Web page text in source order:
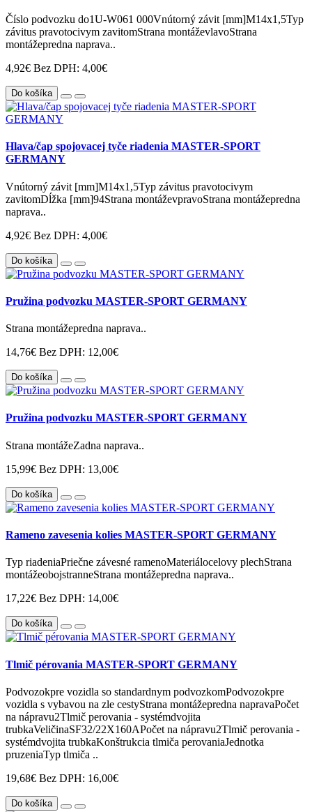
Číslo podvozku do1U-W061 000Vnútorný závit [mm]M14x1,5Typ
závitus pravotocivym zavitomStrana montáževlavoStrana
montážepredna naprava..
4,92€ Bez DPH: 4,00€
Do košíka
Hlava/čap spojovacej tyče riadenia MASTER-SPORT
GERMANY
Vnútorný závit [mm]M14x1,5Typ závitus pravotocivym
zavitomDĺžka [mm]94Strana montáževpravoStrana montážepredna
naprava..
4,92€ Bez DPH: 4,00€
Do košíka
Pružina podvozku MASTER-SPORT GERMANY
Strana montážepredna naprava..
14,76€ Bez DPH: 12,00€
Do košíka
Pružina podvozku MASTER-SPORT GERMANY
Strana montážeZadna naprava..
15,99€ Bez DPH: 13,00€
Do košíka
Rameno zavesenia kolies MASTER-SPORT GERMANY
Typ riadeniaPriečne závesné ramenoMateriálocelovy plechStrana
montážeobojstranneStrana montážepredna naprava..
17,22€ Bez DPH: 14,00€
Do košíka
Tlmič pérovania MASTER-SPORT GERMANY
Podvozokpre vozidla so standardnym podvozkomPodvozokpre
vozidla s vybavou na zle cestyStrana montážepredna napravaPočet
na nápravu2Tlmič perovania - systémdvojita
trubkaVeličinaSF32/22X160APočet na nápravu2Tlmič perovania -
systémdvojita trubkaKonštrukcia tlmiča perovaniaJednotka
pruzeniaTyp tlmiča ..
19,68€ Bez DPH: 16,00€
Do košíka